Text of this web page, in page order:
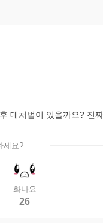
대처법이 있을까요? 진
세요?
화나요
26